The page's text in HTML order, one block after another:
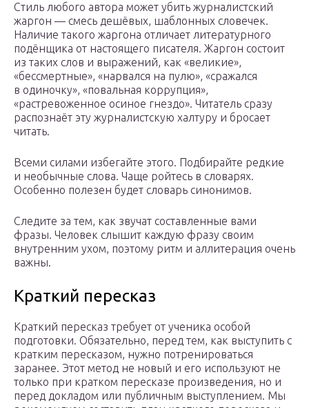
Стиль любого автора может убить журналистский
жаргон — смесь дешёвых, шаблонных словечек.
Наличие такого жаргона отличает литературного
подёнщика от настоящего писателя. Жаргон состоит
из таких слов и выражений, как «великие»,
«бессмертные», «нарвался на пулю», «сражался
в одиночку», «повальная коррупция»,
«растревоженное осиное гнездо». Читатель сразу
распознаёт эту журналистскую халтуру и бросает
читать.
Всеми силами избегайте этого. Подбирайте редкие
и необычные слова. Чаще ройтесь в словарях.
Особенно полезен будет словарь синонимов.
Следите за тем, как звучат составленные вами
фразы. Человек слышит каждую фразу своим
внутренним ухом, поэтому ритм и аллитерация очень
важны.
Краткий пересказ
Краткий пересказ требует от ученика особой
подготовки. Обязательно, перед тем, как выступить с
кратким пересказом, нужно потренироваться
заранее. Этот метод не новый и его используют не
только при кратком пересказе произведения, но и
перед докладом или публичным выступлением. Мы